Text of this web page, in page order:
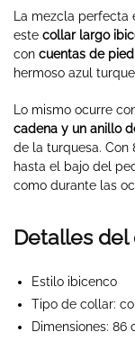
La mezcla perfecta
este collar largo
con cuentas de
hermoso azul
Lo mismo ocurre
cadena y un anillo
de la turquesa.
hasta el bajo del
como durante las
Detalles del
Estilo ibicenco
Tipo de collar:
Dimensiones: 86